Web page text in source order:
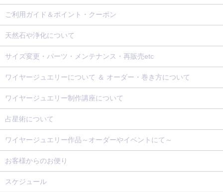
ご利用ガイド＆ポイント・クーポン
天然石や浄化について
サイズ変更・パーツ・メンテナンス・再販売etc
ワイヤージュエリーについて ＆ オーダー・巻き方について
ワイヤージュエリー制作講座について
占星術について
ワイヤージュエリー作品～オーダーやイベントにて～
お客様からのお便り
スケジュール